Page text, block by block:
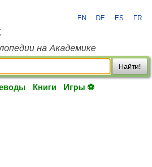
EN DE ES FR
на Академике
Найти!
Книги Игры ⚽